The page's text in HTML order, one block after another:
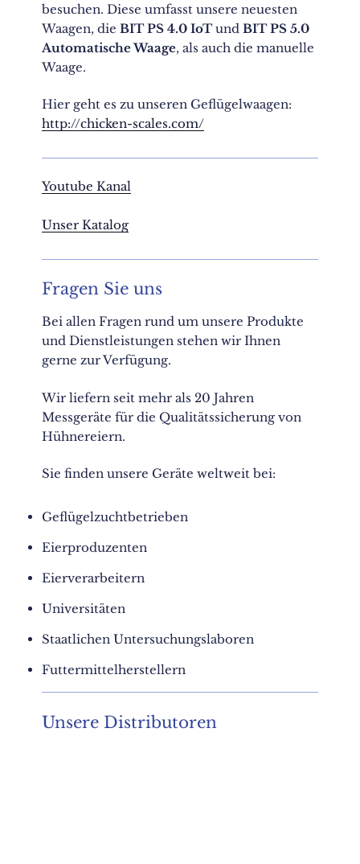
besuchen. Diese umfasst unsere neuesten
Waagen, die BIT PS 4.0 IoTund BIT PS 5.0
Automatische Waage, als auch die manuelle
Waage.
Hier geht es zu unseren Geflügelwaagen:
http://chicken-scales.com/
Youtube Kanal
Unser Katalog
Fragen Sie uns
Bei allen Fragen rund um unsere Produkte
und Dienstleistungen stehen wir Ihnen
gerne zur Verfügung.
Wir liefern seit mehr als 20 Jahren
Messgeräte für die Qualitätssicherung von
Hühnereiern.
Sie finden unsere Geräte weltweit bei:
Geflügelzuchtbetrieben
Eierproduzenten
Eierverarbeitern
Universitäten
Staatlichen Untersuchungslaboren
Futtermittelherstellern
Unsere Distributoren